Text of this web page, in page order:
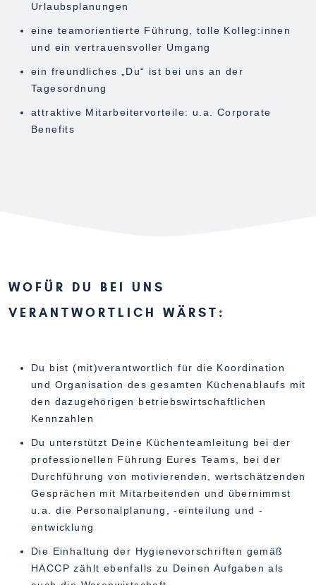
Urlaubsplanungen
eine teamorientierte Führung, tolle Kolleg:innen
und ein vertrauensvoller Umgang
ein freundliches „Du“ ist bei uns an der
Tagesordnung
attraktive Mitarbeitervorteile: u.a. Corporate
Benefits
WOFÜR DU BEI UNS
VERANTWORTLICH WÄRST:
Du bist (mit)verantwortlich für die Koordination
und Organisation des gesamten Küchenablaufs mit
den dazugehörigen betriebswirtschaftlichen
Kennzahlen
Du unterstützt Deine Küchenteamleitung bei der
professionellen Führung Eures Teams, bei der
Durchführung von motivierenden, wertschätzenden
Gesprächen mit Mitarbeitenden und übernimmst
u.a. die Personalplanung, -einteilung und -
entwicklung
Die Einhaltung der Hygienevorschriften gemäß
HACCP zählt ebenfalls zu Deinen Aufgaben als